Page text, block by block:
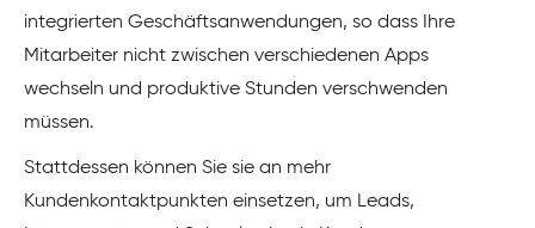
integrierten Geschäftsanwendungen, so dass Ihre
Mitarbeiter nicht zwischen verschiedenen Apps
wechseln und produktive Stunden verschwenden
müssen.
Stattdessen können Sie sie an mehr
Kundenkontaktpunkten einsetzen, um Leads,